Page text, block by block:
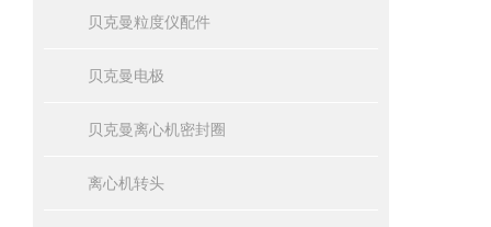
贝克曼粒度仪配件
贝克曼电极
贝克曼离心机密封圈
离心机转头